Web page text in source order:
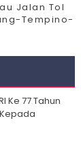
Jalan Tol
Tempino-
Ke 77 Tahun